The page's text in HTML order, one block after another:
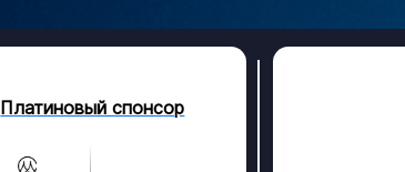
Платиновый спонсор